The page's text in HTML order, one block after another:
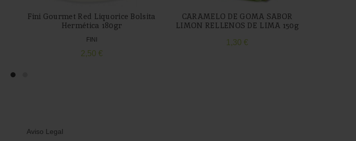
Fini Gourmet Red Liquorice Bolsita
Hermética 180gr
FINI
2,50 €
CARAMELO DE GOMA SABOR
LIMON RELLENOS DE LIMA 150g
1,30 €
Aviso Legal